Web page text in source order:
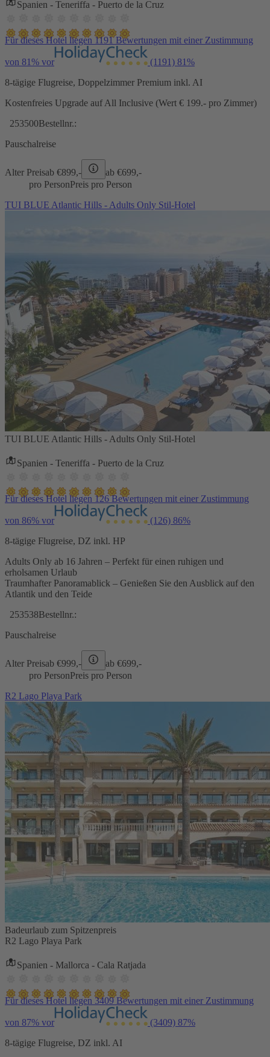
Spanien - Teneriffa - Puerto de la Cruz
Für dieses Hotel liegen 1191 Bewertungen mit einer Zustimmung
von 81% vor (1191) 81%
8-tägige Flugreise, Doppelzimmer Premium inkl. AI
Kostenfreies Upgrade auf All Inclusive (Wert € 199.- pro Zimmer)
253500Bestellnr.:
Pauschalreise
Alter Preisab €899,- ab €699,-
pro PersonPreis pro Person
TUI BLUE Atlantic Hills - Adults Only Stil-Hotel
TUI BLUE Atlantic Hills - Adults Only Stil-Hotel
Spanien - Teneriffa - Puerto de la Cruz
Für dieses Hotel liegen 126 Bewertungen mit einer Zustimmung
von 86% vor (126) 86%
8-tägige Flugreise, DZ inkl. HP
Adults Only ab 16 Jahren – Perfekt für einen ruhigen und
erholsamen Urlaub
Traumhafter Panoramablick – Genießen Sie den Ausblick auf den
Atlantik und den Teide
253538Bestellnr.:
Pauschalreise
Alter Preisab €999,- ab €699,-
pro PersonPreis pro Person
R2 Lago Playa Park
Badeurlaub zum Spitzenpreis
R2 Lago Playa Park
Spanien - Mallorca - Cala Ratjada
Für dieses Hotel liegen 3409 Bewertungen mit einer Zustimmung
von 87% vor (3409) 87%
8-tägige Flugreise, DZ inkl. AI